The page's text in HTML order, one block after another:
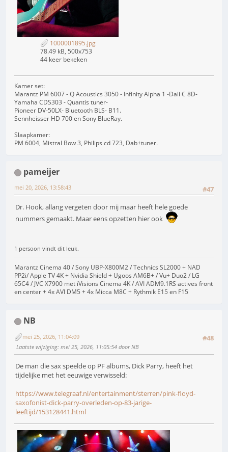
1000001895.jpg
78.49 kB, 500x753
44 keer bekeken
Kamer set:
Marantz PM 6007 - Q Acoustics 3050 - Infinity Alpha 1 -Dali C 8D-
Yamaha CDS303 - Quantis tuner-
Pioneer DV-50LX- Bluetooth BLS- B11.
Sennheisser HD 700 en Sony BlueRay.
Slaapkamer:
PM 6004, Mistral Bow 3, Philips cd 723, Dab+tuner.
pameijer
#47
mei 20, 2026, 13:58:43
Dr. Hook, allang vergeten door mij maar heeft hele goede
nummers gemaakt. Maar eens opzetten hier ook
1 persoon vindt dit leuk.
Marantz Cinema 40 / Sony UBP-X800M2 / Technics SL2000 + NAD
PP2i/ Apple TV 4K + Nvidia Shield + Ugoos AM6B+ / Vu+ Duo2 / LG
65C4 / JVC X7900 met iVisions Cinema 4K / AVI ADM9.1RS actives front
en center + 4x AVI DM5 + 4x Micca M8C + Rythmik E15 en F15
NB
#48
mei 25, 2026, 11:04:09
Laatste wijziging: mei 25, 2026, 11:05:54 door NB
De man die sax speelde op PF albums, Dick Parry, heeft het
tijdelijke met het eeuwige verwisseld:
https://www.telegraaf.nl/entertainment/sterren/pink-floyd-
saxofonist-dick-parry-overleden-op-83-jarige-
leeftijd/153128441.html